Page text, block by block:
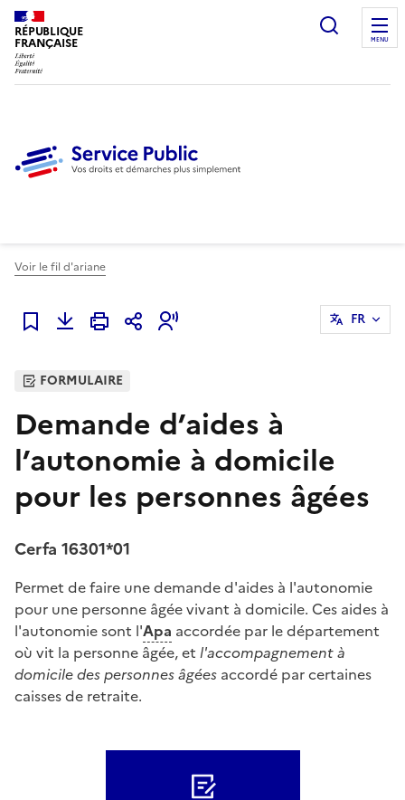
RÉPUBLIQUE
FRANÇAISE
Ouvrir
MENU
Voir le fil d'ariane
Ajouter à mes favoris
FR
FORMULAIRE
Demande d’aides à
l’autonomie à domicile
pour les personnes âgées
Cerfa 16301*01
Permet de faire une demande d'aides à l'autonomie
pour une personne âgée vivant à domicile. Ces aides à
l'autonomie sont l'Apa accordée par le département
où vit la personne âgée, et l'accompagnement à
domicile des personnes âgées accordé par certaines
caisses de retraite.